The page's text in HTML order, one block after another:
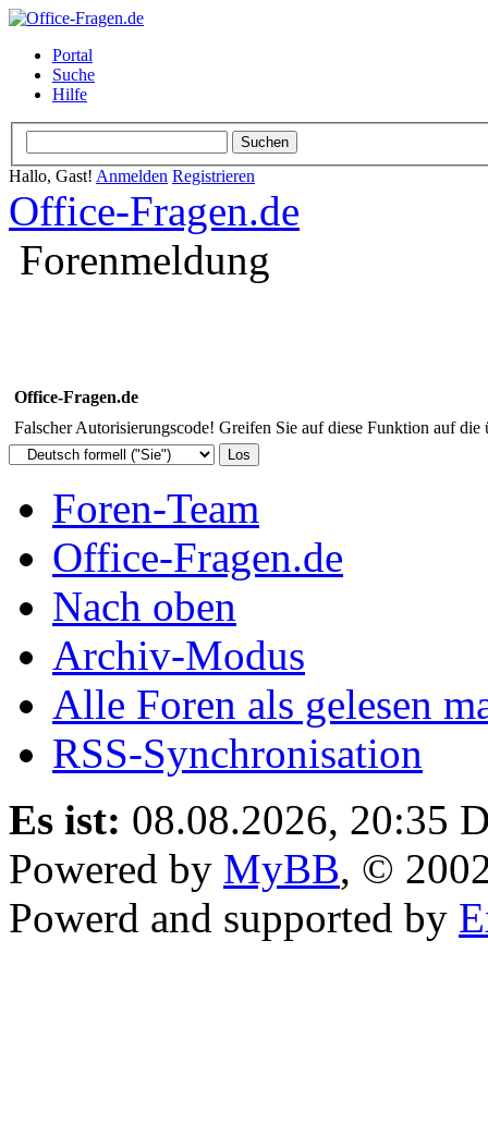
Portal
Suche
Hilfe
Hallo, Gast! Anmelden Registrieren
Office-Fragen.de
Forenmeldung
Office-Fragen.de
Falscher Autorisierungscode! Greifen Sie auf diese Funktion auf
Foren-Team
Office-Fragen.de
Nach oben
Archiv-Modus
Alle Foren als gelesen
RSS-Synchronisation
Es ist: 08.08.2026, 20:35
Powered by MyBB, ©
Powerd and supported by